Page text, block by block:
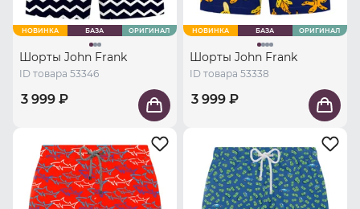
НОВИНКА БАЗА ОРИГИНАЛ
Шорты John Frank
ID товара 53346
3 999 ₽
НОВИНКА БАЗА ОРИГИНАЛ
Шорты John Frank
ID товара 53338
3 999 ₽